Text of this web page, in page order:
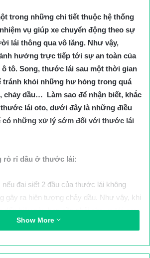
trong những chi tiết thuộc hệ thống
vụ giúp xe chuyển động theo sự
lái thông qua vô lăng. Như vậy,
hưởng trực tiếp tới sự an toàn của
tô. Song, thước lái sau một thời gian
tránh khỏi những hư hỏng trong quá
chảy dầu… Làm sao để nhận biết, khắc
lái oto, dưới đây là những điều
có những xử lý sớm đối với thước lái
rỉ dầu ở thước lái:
đai siết 2 đầu của thước lái không
gây ra hiện tượng chảy dầu. Như vậy, khi
dấu hiệu này bạn cần phải cho xe tới gara
vấn kiểm tra và thay thế.
thước lái bị rách sẽ khiến cho nước và
Show More